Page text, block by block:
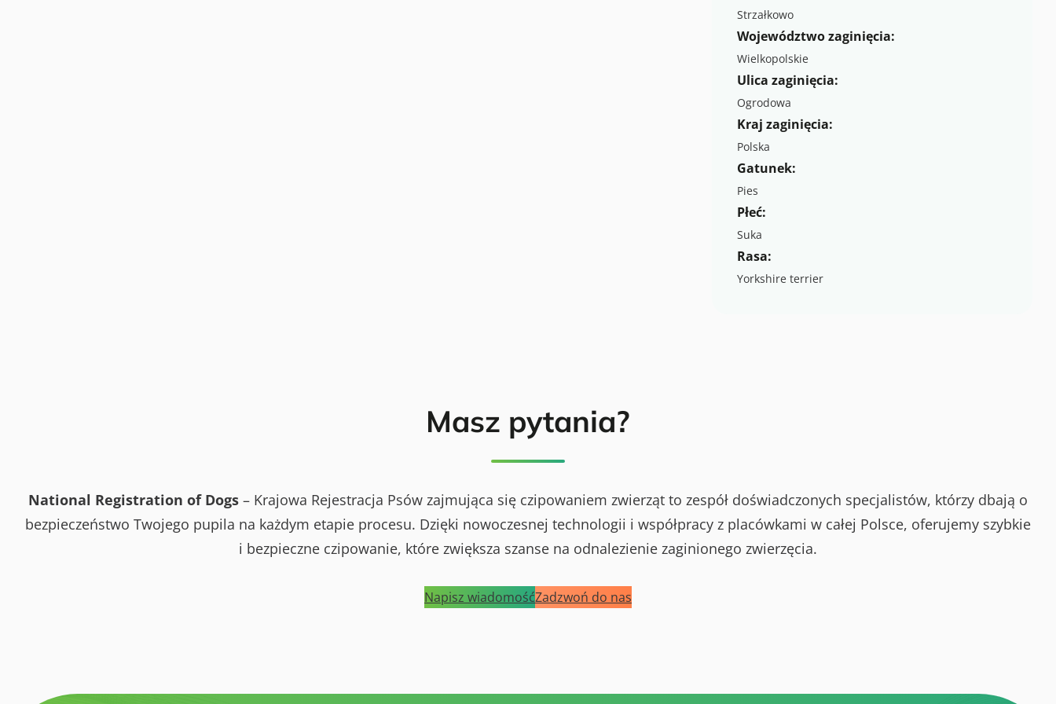
Strzałkowo
Województwo zaginięcia:
Wielkopolskie
Ulica zaginięcia:
Ogrodowa
Kraj zaginięcia:
Polska
Gatunek:
Pies
Płeć:
Suka
Rasa:
Yorkshire terrier
Masz pytania?
National Registration of Dogs – Krajowa Rejestracja Psów zajmująca się czipowaniem zwierząt to zespół doświadczonych specjalistów, którzy dbają o
bezpieczeństwo Twojego pupila na każdym etapie procesu. Dzięki nowoczesnej technologii i współpracy z placówkami w całej Polsce, oferujemy szybkie
i bezpieczne czipowanie, które zwiększa szanse na odnalezienie zaginionego zwierzęcia.
Napisz wiadomośćZadzwoń do nas